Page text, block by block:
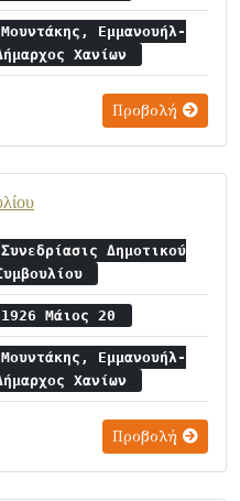
Μουντάκης, Εμμανουήλ-
Χανίων
Προβολή
Συνεδρίασις Δημοτικού
1926 Μάιος 20
Μουντάκης, Εμμανουήλ-
Χανίων
Προβολή